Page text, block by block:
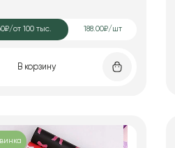
/от 100 тыс. 188.00₽/шт
В корзину